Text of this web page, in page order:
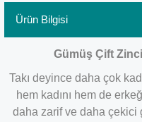
Ürün Bilgisi
Gümüş Çift
Takı deyince daha çok
hem kadını hem de
daha zarif ve daha çekici